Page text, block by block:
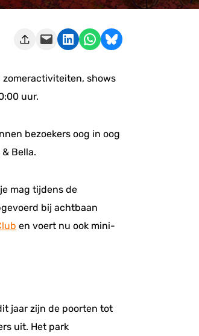
Deze pagina e-mailen Delen op LinkedIn Delen via WhatsApp Share on Bluesky
zomeractiviteiten, shows
uur.
bezoekers oog in oog
Bella.
mag tijdens de
bij achtbaan
en voert nu ook mini-
jaar zijn de poorten tot
uit. Het park